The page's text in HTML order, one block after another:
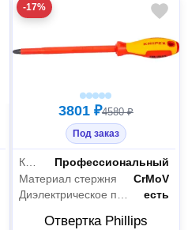
-17%
3801 ₽4580 ₽
Под заказ
Класс товара
Профессиональный
Материал стержня
CrMoV
Диэлектрическое покрытие
есть
Отвертка Phillips